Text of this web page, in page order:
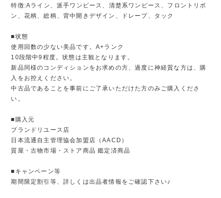
特徴:Aライン、派手ワンピース、清楚系ワンピース、フロントリボ
ン、花柄、総柄、背中開きデザイン、ドレープ、タック
■状態
使用回数の少ない美品です。A+ランク
10段階中9程度。状態は主観となります。
新品同様のコンディションをお求めの方、過度に神経質な方は、購
入をお控えください。
中古品であることを事前にご了承いただけた方のみご購入くださ
い。
■購入元
ブランドリユース店
日本流通自主管理協会加盟店（AACD）
質屋・古物市場・ストア商品 鑑定済商品
■キャンペーン等
期間限定割引等、詳しくは出品者情報をご確認下さい♪